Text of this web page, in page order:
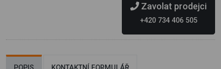
Zavolat prodejci
+420 734 406 505